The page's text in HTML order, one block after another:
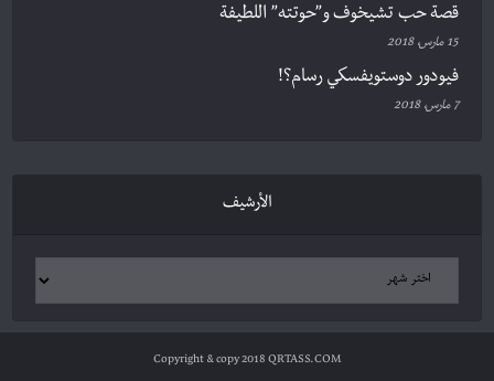
قصة حب تشيخوف و”حوتته” اللطيفة
15 مارس، 2018
فيودور دوستويفسكي رسام؟!
7 مارس، 2018
الأرشيف
Copyright & copy 2018 QRTASS.COM